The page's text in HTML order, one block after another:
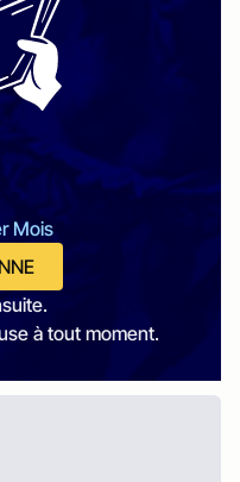
Mois
à tout moment.